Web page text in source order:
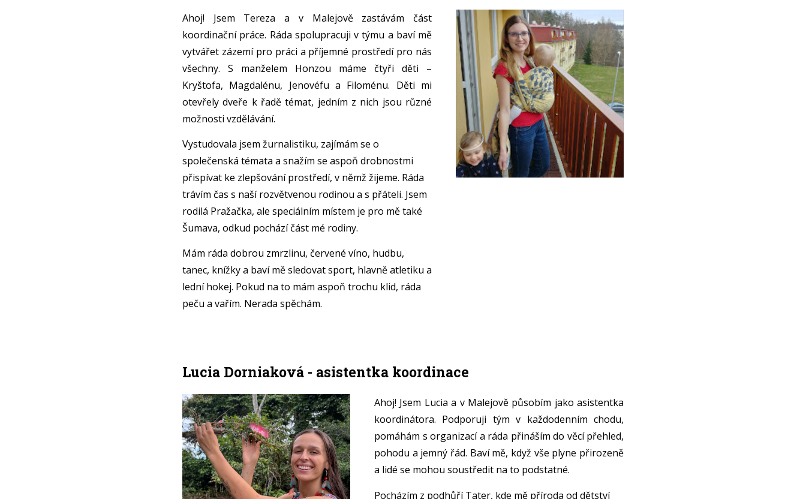
Ahoj! Jsem Tereza a v Malejově zastávám část
koordinační práce. Ráda spolupracuji v týmu a baví mě
vytvářet zázemí pro práci a příjemné prostředí pro nás
všechny. S manželem Honzou máme čtyři děti –
Kryštofa, Magdalénu, Jenovéfu a Filoménu. Děti mi
otevřely dveře k řadě témat, jedním z nich jsou různé
možnosti vzdělávání.
Vystudovala jsem žurnalistiku, zajímám se o
společenská témata a snažím se aspoň drobnostmi
přispívat ke zlepšování prostředí, v němž žijeme. Ráda
trávím čas s naší rozvětvenou rodinou a s přáteli. Jsem
rodilá Pražačka, ale speciálním místem je pro mě také
Šumava, odkud pochází část mé rodiny.
Mám ráda dobrou zmrzlinu, červené víno, hudbu,
tanec, knížky a baví mě sledovat sport, hlavně atletiku a
lední hokej. Pokud na to mám aspoň trochu klid, ráda
peču a vařím. Nerada spěchám.
Lucia Dorniaková - asistentka koordinace
Ahoj! Jsem Lucia a v Malejově působím jako asistentka
koordinátora. Podporuji tým v každodenním chodu,
pomáhám s organizací a ráda přináším do věcí přehled,
pohodu a jemný řád. Baví mě, když vše plyne přirozeně
a lidé se mohou soustředit na to podstatné.
Pocházím z podhůří Tater, kde mě příroda od dětství